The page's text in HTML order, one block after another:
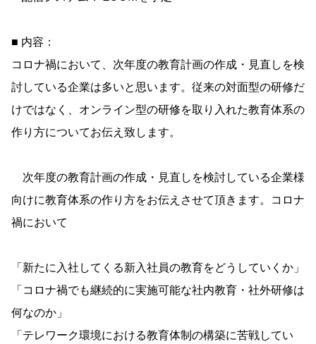
■ 内容：
コロナ禍において、次年度の教育計画の作成・見直しを検
討している企業は多いと思います。従来の対面型の研修だ
けではなく、オンライン型の研修を取り入れた教育体系の
作り方についてお伝え致します。
次年度の教育計画の作成・見直しを検討している企業様
向けに教育体系の作り方をお伝えさせて頂きます。コロナ
禍において
「新たに入社してくる新入社員の教育をどうしていくか」
「コロナ禍でも継続的に実施可能な社内教育・社外研修は
何なのか」
「テレワーク環境における教育体制の構築に苦戦してい